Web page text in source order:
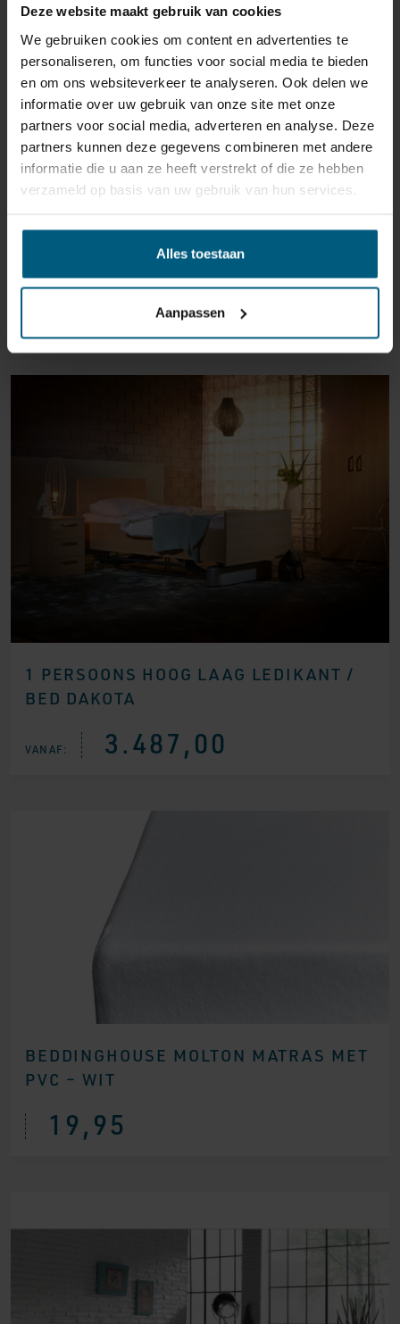
Deze website maakt gebruik van cookies
We gebruiken cookies om content en advertenties te
personaliseren, om functies voor social media te bieden
en om ons websiteverkeer te analyseren. Ook delen we
informatie over uw gebruik van onze site met onze
partners voor social media, adverteren en analyse. Deze
partners kunnen deze gegevens combineren met andere
informatie die u aan ze heeft verstrekt of die ze hebben
verzameld op basis van uw gebruik van hun services.
Alles toestaan
Aanpassen
reden ook is, u heeft het recht uw bestelling tot
dagen na ontvangst zonder opgave van reden te
annuleren. Behandel het product met zorg en zorg
ervoor dat deze bij het retour sturen goed verpakt is.
Mocht het product beschadigd zijn of is de verpakking
meer beschadigd dan nodig, dan kunnen we deze
waardevermindering van het product aan u
doorberekenen.
GERELATEERDE PRODUCTEN
1 PERSOONS HOOG LAAG LEDIKANT /
BED DAKOTA
VANAF: 3.487,00
BEDDINGHOUSE MOLTON MATRAS MET
PVC – WIT
19,95